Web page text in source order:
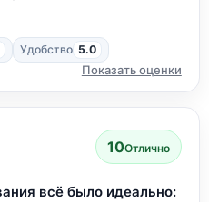
Удобство 5.0
Показать оценки
10Отлично
всё было идеально: